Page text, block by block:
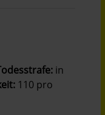
in
110 pro